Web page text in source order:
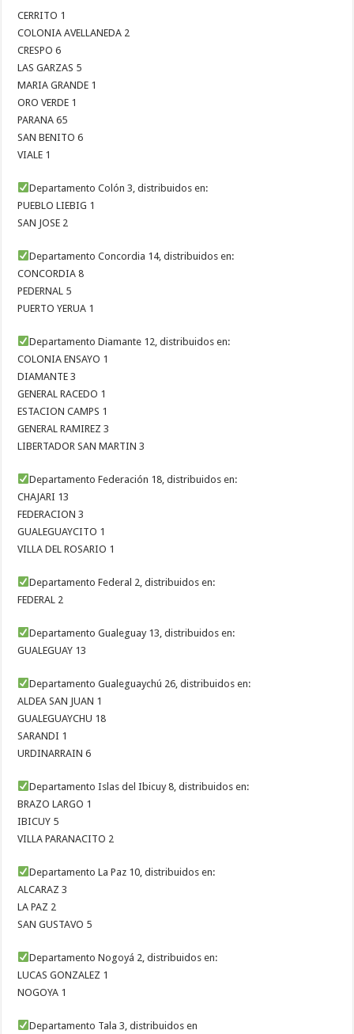
CERRITO 1
COLONIA AVELLANEDA 2
CRESPO 6
LAS GARZAS 5
MARIA GRANDE 1
ORO VERDE 1
PARANA 65
SAN BENITO 6
VIALE 1
Departamento Colón 3, distribuidos en:
PUEBLO LIEBIG 1
SAN JOSE 2
Departamento Concordia 14, distribuidos en:
CONCORDIA 8
PEDERNAL 5
PUERTO YERUA 1
Departamento Diamante 12, distribuidos en:
COLONIA ENSAYO 1
DIAMANTE 3
GENERAL RACEDO 1
ESTACION CAMPS 1
GENERAL RAMIREZ 3
LIBERTADOR SAN MARTIN 3
Departamento Federación 18, distribuidos en:
CHAJARI 13
FEDERACION 3
GUALEGUAYCITO 1
VILLA DEL ROSARIO 1
Departamento Federal 2, distribuidos en:
FEDERAL 2
Departamento Gualeguay 13, distribuidos en:
GUALEGUAY 13
Departamento Gualeguaychú 26, distribuidos en:
ALDEA SAN JUAN 1
GUALEGUAYCHU 18
SARANDI 1
URDINARRAIN 6
Departamento Islas del Ibicuy 8, distribuidos en:
BRAZO LARGO 1
IBICUY 5
VILLA PARANACITO 2
Departamento La Paz 10, distribuidos en:
ALCARAZ 3
LA PAZ 2
SAN GUSTAVO 5
Departamento Nogoyá 2, distribuidos en:
LUCAS GONZALEZ 1
NOGOYA 1
Departamento Tala 3, distribuidos en